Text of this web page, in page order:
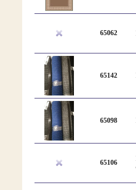
65062
65142
65098
65106